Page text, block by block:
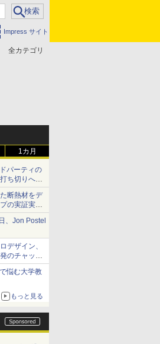
Impress サイト
全カテゴリ
1カ月
パーティの
ち切りへ
断熱材をデ
の実証実験
ル TIVIP」
、Jon Postel
デザイン、
のチャット
悩む大学教
もっと見る